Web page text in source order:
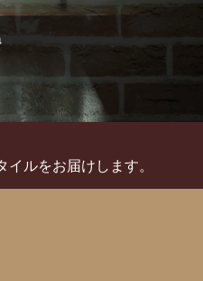
イルをお届けします。